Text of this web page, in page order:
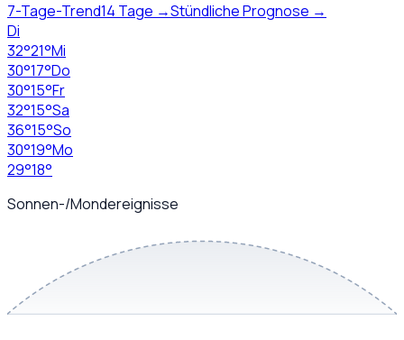
7-Tage-Trend14 Tage →Stündliche Prognose →
Di
32°21°Mi
30°17°Do
30°15°Fr
32°15°Sa
36°15°So
30°19°Mo
29°18°
Sonnen-/Mondereignisse